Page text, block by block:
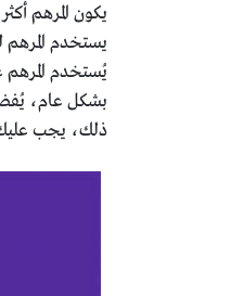
يكون المرهم
يستخدم المرهم
يُستخدم
بشكل عام،
ذلك، يجب عليك